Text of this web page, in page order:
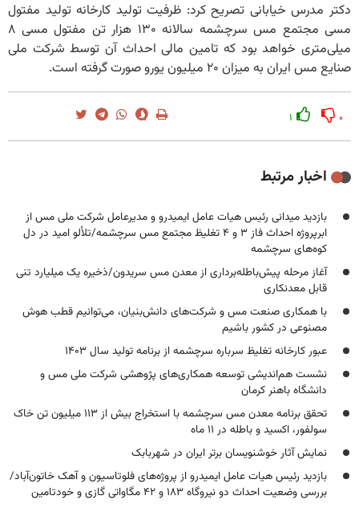
دکتر مدرس خیابانی تصریح کرد: ظرفیت تولید کارخانه تولید مفتول
مسی مجتمع مس سرچشمه سالانه ۱۳۰ هزار تن مفتول مسی ۸
میلی‌متری خواهد بود که تامین مالی احداث آن توسط شرکت ملی
صنایع مس ایران به میزان ۲۰ میلیون یورو صورت گرفته است.
۰ ۱
اخبار مرتبط
بازدید میدانی رئیس هیات عامل ایمیدرو و مدیرعامل شرکت ملی مس از
ابرپروژه احداث فاز ۳ و ۴ تغلیظ مجتمع مس سرچشمه/تلألو امید در دل
کوه‌های سرچشمه
آغاز مرحله پیش‌باطله‌برداری از معدن مس سریدون/ذخیره یک میلیارد تنی
قابل معدنکاری
با همکاری صنعت مس و شرکت‌های دانش‌بنیان، می‌توانیم قطب هوش
مصنوعی در کشور باشیم
عبور کارخانه تغلیظ سرباره سرچشمه از برنامه تولید سال ۱۴۰۳
نشست هم‌اندیشی توسعه همکاری‌های پژوهشی شرکت ملی مس و
دانشگاه باهنر کرمان
تحقق برنامه معدن مس سرچشمه با استخراج بیش از ۱۱۳ میلیون تن خاک
سولفور، اکسید و باطله در ۱۱ ماه
نمایش آثار خوشنویسان برتر ایران در شهربابک
بازدید رئیس هیات عامل ایمیدرو از پروژه‌های فلوتاسیون و آهک خاتون‌آباد/
بررسی وضعیت احداث دو نیروگاه ۱۸۳ و ۴۲ مگاواتی گازی و خودتامین